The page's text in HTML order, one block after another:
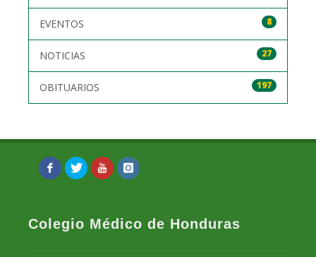
8
EVENTOS
27
NOTICIAS
197
OBITUARIOS
Colegio Médico de Honduras